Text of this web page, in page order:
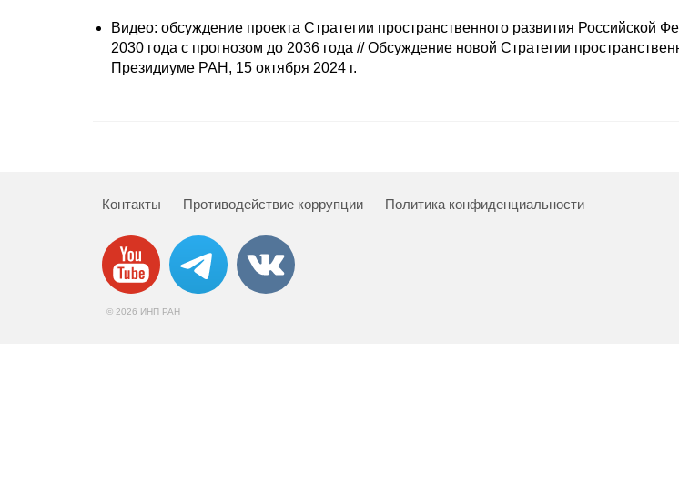
Видео: обсуждение проекта Стратегии пространственного развития Российской
2030 года с прогнозом до 2036 года // Обсуждение новой Стратегии
Президиуме РАН, 15 октября 2024 г.
Контакты Противодействие коррупции Политика конфиденциальности
© 2026 ИНП РАН